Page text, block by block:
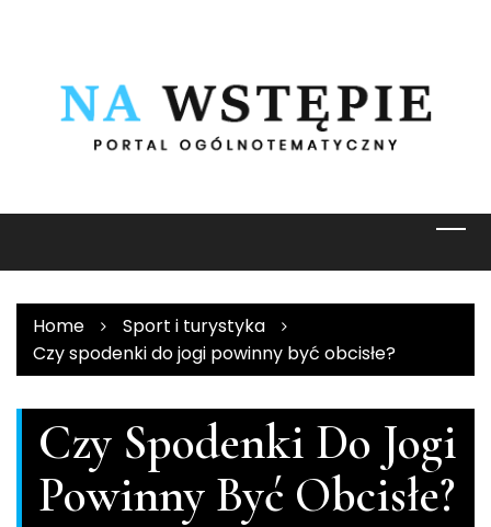
Home
Sport i turystyka
Czy spodenki do jogi powinny być obcisłe?
Czy Spodenki Do Jogi
Powinny Być Obcisłe?